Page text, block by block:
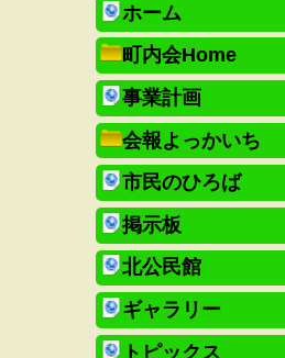
ホーム
町内会Home
事業計画
会報よっかいち
市民のひろば
掲示板
北公民館
ギャラリー
トピックス